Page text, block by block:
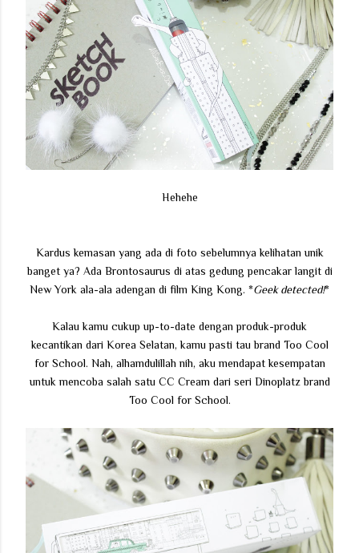
Hehehe
Kardus kemasan yang ada di foto sebelumnya kelihatan unik
banget ya? Ada Brontosaurus di atas gedung pencakar langit di
New York ala-ala adengan di film King Kong. *Geek detected!*
Kalau kamu cukup up-to-date dengan produk-produk
kecantikan dari Korea Selatan, kamu pasti tau brand Too Cool
for School. Nah, alhamdulillah nih, aku mendapat kesempatan
untuk mencoba salah satu CC Cream dari seri Dinoplatz brand
Too Cool for School.